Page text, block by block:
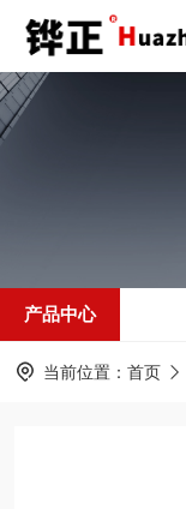
产品中心
当前位置： 首页